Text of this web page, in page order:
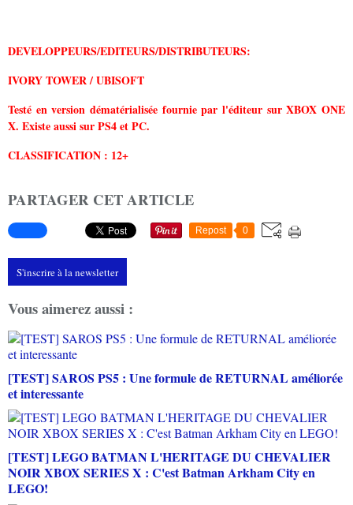
DEVELOPPEURS/EDITEURS/DISTRIBUTEURS:
IVORY TOWER / UBISOFT
Testé en version dématérialisée fournie par l'éditeur sur XBOX ONE
X. Existe aussi sur PS4 et PC.
CLASSIFICATION : 12+
PARTAGER CET ARTICLE
Repost 0
S'inscrire à la newsletter
Vous aimerez aussi :
[TEST] SAROS PS5 : Une formule de RETURNAL améliorée
et interessante
[TEST] LEGO BATMAN L'HERITAGE DU CHEVALIER
NOIR XBOX SERIES X : C'est Batman Arkham City en
LEGO!